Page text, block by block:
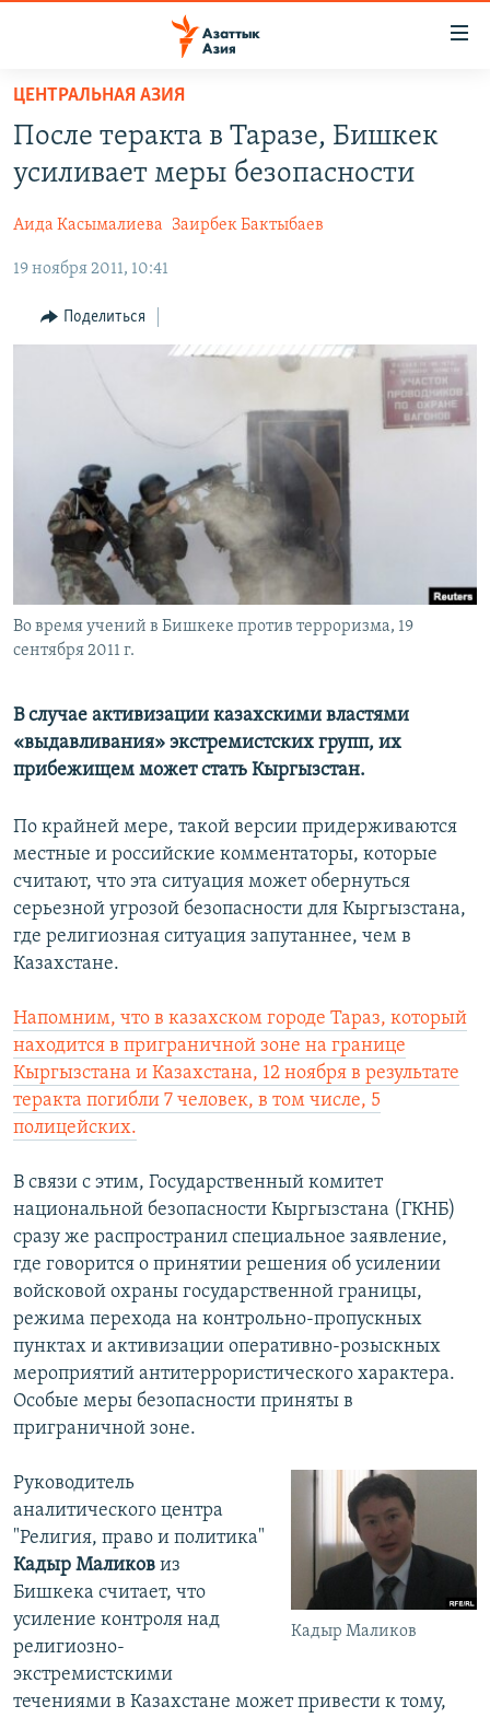
Вернуться
основному
содержанию
Вернутся
навигации
Вернутся
УЗБЕКИСТАН
ТАДЖИКИСТАН
НА ДРУГИХ ЯЗЫКАХ
ҚАЗАҚША
КЫРГЫЗЧА
ЦЕНТРАЛЬНАЯ АЗИЯ
После теракта в Таразе, Бишкек
усиливает меры безопасности
Аида Касымалиева Заирбек Бактыбаев
19 ноября 2011, 10:41
Поделиться
Во время учений в Бишкеке против терроризма, 19
сентября 2011 г.
В случае активизации казахскими властями
«выдавливания» экстремистских групп, их
прибежищем может стать Кыргызстан.
По крайней мере, такой версии придерживаются
местные и российские комментаторы, которые
считают, что эта ситуация может обернуться
серьезной угрозой безопасности для Кыргызстана,
где религиозная ситуация запутаннее, чем в
Казахстане.
Напомним, что в казахском городе Тараз, который
находится в приграничной зоне на границе
Кыргызстана и Казахстана, 12 ноября в результате
теракта погибли 7 человек, в том числе, 5
полицейских.
В связи с этим, Государственный комитет
национальной безопасности Кыргызстана (ГКНБ)
сразу же распространил специальное заявление,
где говорится о принятии решения об усилении
войсковой охраны государственной границы,
режима перехода на контрольно-пропускных
пунктах и активизации оперативно-розыскных
мероприятий антитеррористического характера.
Особые меры безопасности приняты в
приграничной зоне.
Кадыр Маликов
Руководитель
аналитического центра
"Религия, право и политика"
Кадыр Маликов из
Бишкека считает, что
усиление контроля над
религиозно-
экстремистскими
течениями в Казахстане может привести к тому,